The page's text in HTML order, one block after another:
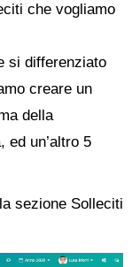
che vogliamo
si differenziato
creare un
della
ed un’altro 5
sezione Solleciti